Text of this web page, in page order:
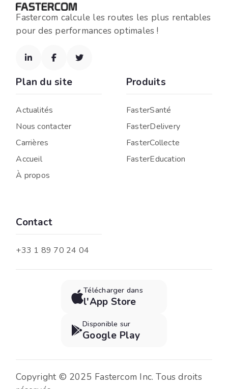
Fastercom calcule les routes les plus rentables
pour des performances optimales !
  
Plan du site
Actualités
Nous contacter
Carrières
Accueil
À propos
Produits
FasterSanté
FasterDelivery
FasterCollecte
FasterEducation
Contact
+33 1 89 70 24 04
Copyright © 2025 Fastercom Inc. Tous droits
Télécharger dans
l'App Store

Disponible sur
Google Play